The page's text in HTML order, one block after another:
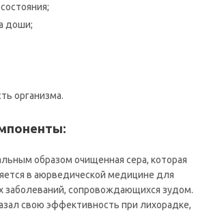
доши;
организма.
образом очищенная сера, которая
в аюрведической медицине для
заболеваний, сопровождающихся зудом.
свою эффективность при лихорадке,